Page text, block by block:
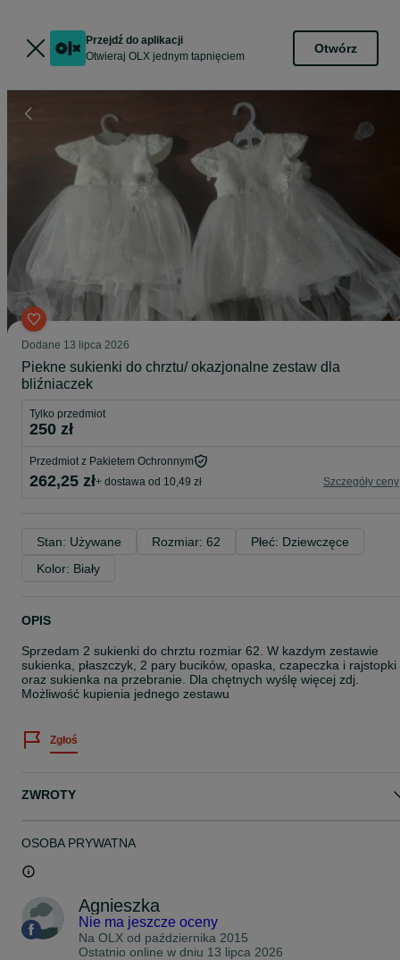
Przejdź do aplikacji
Otwieraj OLX jednym tapnięciem
Otwórz
Dodane 13 lipca 2026
Piekne sukienki do chrztu/ okazjonalne zestaw dla
bliźniaczek
Tylko przedmiot
250 zł
Przedmiot z Pakietem Ochronnym
262,25 zł+ dostawa od 10,49 zł Szczegóły ceny
Stan: Używane Rozmiar: 62
Płeć: Dziewczęce
Kolor: Biały
OPIS
Sprzedam 2 sukienki do chrztu rozmiar 62. W kazdym zestawie
sukienka, płaszczyk, 2 pary bucików, opaska, czapeczka i rajstopki
oraz sukienka na przebranie. Dla chętnych wyślę więcej zdj.
Możliwość kupienia jednego zestawu
Zgłoś
ZWROTY
OSOBA PRYWATNA
Agnieszka
Nie ma jeszcze oceny
Na OLX od października 2015
Ostatnio online w dniu 13 lipca 2026